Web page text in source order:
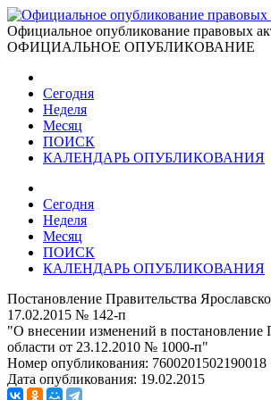
Официальное опубликование правовых
ОФИЦИАЛЬНОЕ ОПУБЛИКОВАНИЕ
Сегодня
Неделя
Месяц
ПОИСК
КАЛЕНДАРЬ ОПУБЛИКОВАНИЯ
Сегодня
Неделя
Месяц
ПОИСК
КАЛЕНДАРЬ ОПУБЛИКОВАНИЯ
Постановление Правительства
17.02.2015 № 142-п
"О внесении изменений в постановление
области от 23.12.2010 № 1000-п"
Номер опубликования: 7600201502190018
Дата опубликования: 19.02.2015